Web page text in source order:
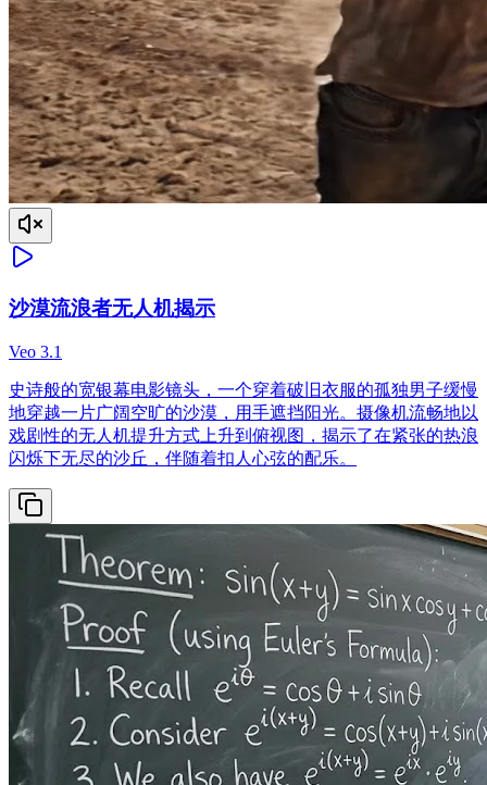
沙漠流浪者无人机揭示
Veo 3.1
史诗般的宽银幕电影镜头，一个穿着破旧衣服的孤独男子缓慢
地穿越一片广阔空旷的沙漠，用手遮挡阳光。摄像机流畅地以
戏剧性的无人机提升方式上升到俯视图，揭示了在紧张的热浪
闪烁下无尽的沙丘，伴随着扣人心弦的配乐。